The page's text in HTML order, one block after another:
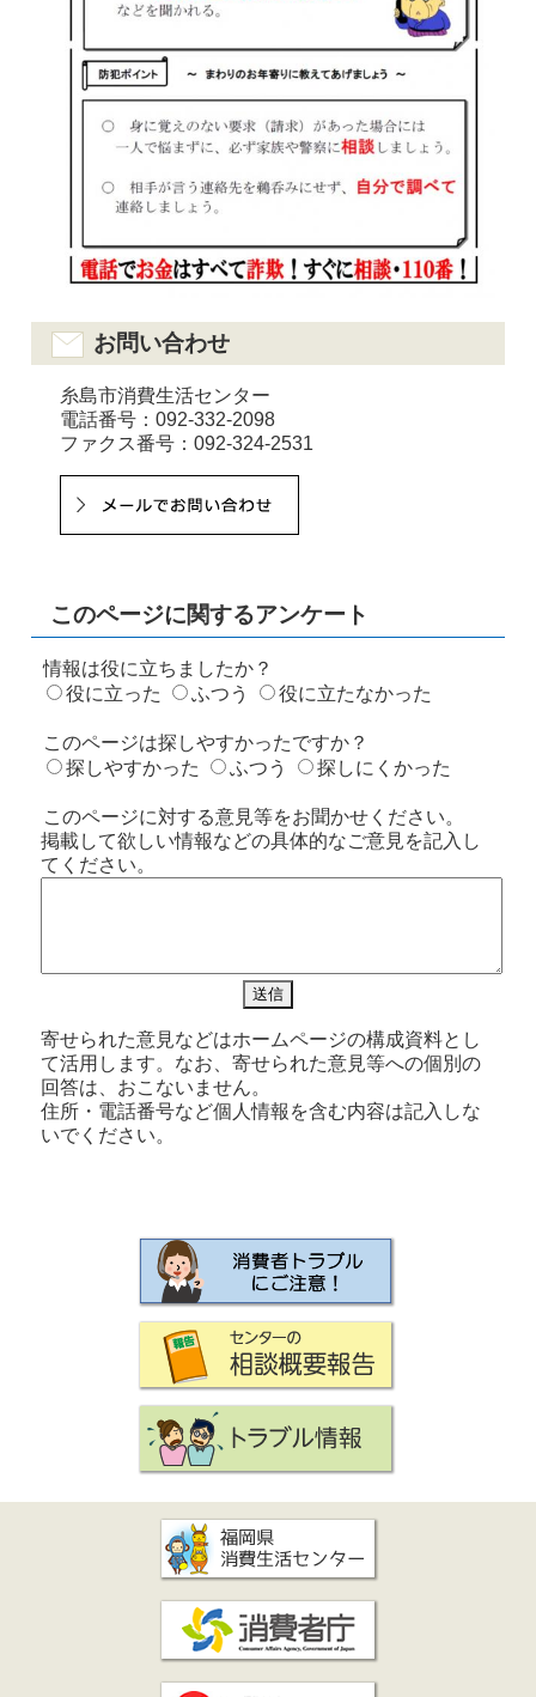
お問い合わせ
糸島市消費生活センター
電話番号：092-332-2098
ファクス番号：092-324-2531
このページに関するアンケート
情報は役に立ちましたか？
役に立った
ふつう 役に立たなかった
このページは探しやすかったですか？
探しやすかった
ふつう 探しにくかった
このページに対する意見等をお聞かせください。
掲載して欲しい情報などの具体的なご意見を記入し
てください。
寄せられた意見などはホームページの構成資料とし
て活用します。なお、寄せられた意見等への個別の
回答は、おこないません。
住所・電話番号など個人情報を含む内容は記入しな
いでください。